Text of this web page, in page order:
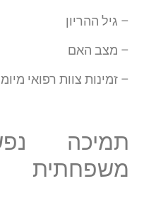
– גיל ההריון
– מצב האם
– זמינות צוות רפואי
תמיכה
משפחתית